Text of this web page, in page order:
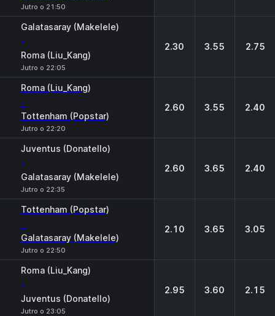
Jutro o 21:50
Galatasaray (Makelele)
-
Roma (Liu_Kang)
Jutro o 22:05
2.30 3.55 2.75
Roma (Liu_Kang)
-
Tottenham (Popstar)
Jutro o 22:20
2.60 3.55 2.40
Juventus (Donatello)
-
Galatasaray (Makelele)
Jutro o 22:35
2.60 3.65 2.40
Tottenham (Popstar)
-
Galatasaray (Makelele)
Jutro o 22:50
2.10 3.65 3.05
Roma (Liu_Kang)
-
Juventus (Donatello)
Jutro o 23:05
2.95 3.60 2.15